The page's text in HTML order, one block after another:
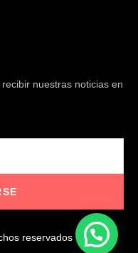
nuestras noticias en
reservados